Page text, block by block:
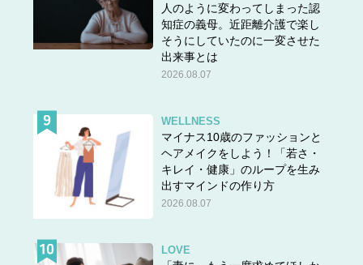
人のように変わってしまった認
知症の義母。近距離介護で楽し
そうにしていたのに一変させた
出来事とは
2026.08.07
WELLNESS
マイナス10歳のファッションと
ヘアメイクをしよう！「若さ・
キレイ・健康」のループを生み
出すマインドの作り方
2026.08.07
LOVE